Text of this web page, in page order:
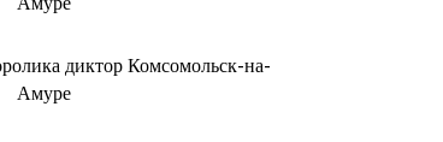
диктор Комсомольск-на-
Амуре